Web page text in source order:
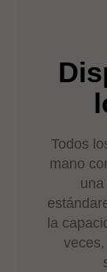
Todos
mano
la